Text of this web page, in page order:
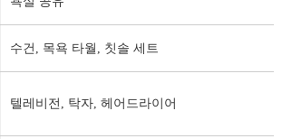
수건, 목욕 타월, 칫솔 세트
텔레비전, 탁자, 헤어드라이어